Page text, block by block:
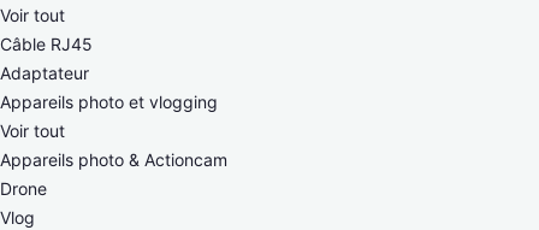
Voir tout
Câble RJ45
Adaptateur
Appareils photo et vlogging
Voir tout
Appareils photo & Actioncam
Drone
Vlog